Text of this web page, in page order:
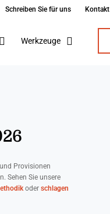
Schreiben Sie für uns Kontakt
Werkzeuge
Provisionen
Sehen Sie unsere
oder schlagen